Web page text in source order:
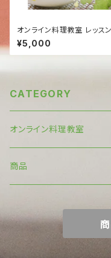
オンライン料理教室 レッス
ケット 1回分
¥5,000
CATEGORY
オンライン料理教室
商品